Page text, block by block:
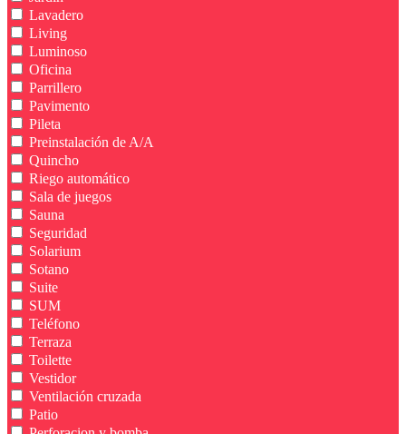
Lavadero
Living
Luminoso
Oficina
Parrillero
Pavimento
Pileta
Preinstalación de A/A
Quincho
Riego automático
Sala de juegos
Sauna
Seguridad
Solarium
Sotano
Suite
SUM
Teléfono
Terraza
Toilette
Vestidor
Ventilación cruzada
Patio